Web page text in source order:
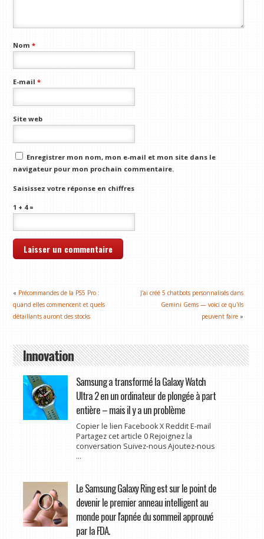
Nom*
E-mail*
Site web
Enregistrer mon nom, mon e-mail et mon site dans le
navigateur pour mon prochain commentaire.
Saisissez votre réponse en chiffres
1 + 4 =
« Précommandes de la PS5 Pro :
quand elles commencent et quels
détaillants auront des stocks
J'ai créé 5 chatbots personnalisés dans
Gemini Gems — voici ce qu'ils
peuvent faire »
Innovation
Samsung a transformé la Galaxy Watch
Ultra 2 en un ordinateur de plongée à part
entière – mais il y a un problème
Copier le lien Facebook X Reddit E-mail
Partagez cet article 0 Rejoignez la
conversation Suivez-nous Ajoutez-nous
...
Le Samsung Galaxy Ring est sur le point de
devenir le premier anneau intelligent au
monde pour l'apnée du sommeil approuvé
par la FDA.